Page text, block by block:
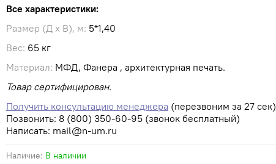
Наличие: В наличии
Все характеристики:
Размер (Д х В), м: 5*1,40
Вес: 65 кг
Материал: МФД, Фанера , архитектурная печать.
Товар сертифицирован.
Получить консультацию менеджера (перезвоним за 27 сек)
Позвонить: 8 (800) 350-60-95 (звонок бесплатный)
Написать: mail@n-um.ru